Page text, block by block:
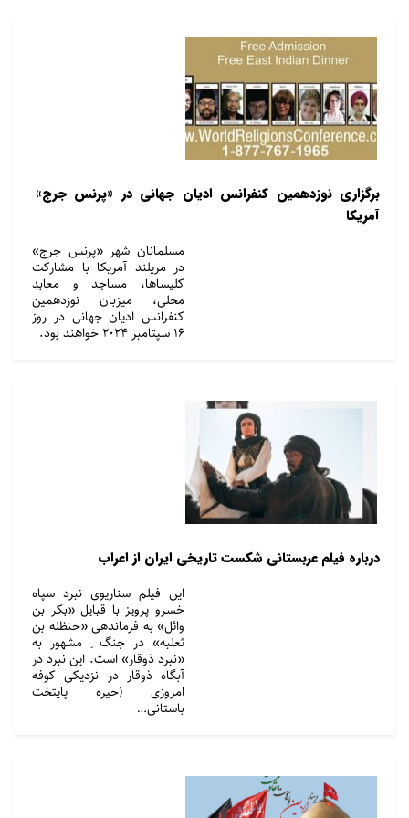
برگزاری نوزدهمین کنفرانس ادیان جهانی در «پرنس جرج»
آمریکا
مسلمانان شهر «پرنس جرج»
در مریلند آمریکا با مشارکت
کلیساها، مساجد و معابد
محلی، میزبان نوزدهمین
کنفرانس ادیان جهانی در روز
۱۶ سپتامبر ۲۰۲۴ خواهند بود.
درباره فیلم عربستانی شکست تاریخی ایران از اعراب
این فیلم سناریوی نبرد سپاه
خسرو پرویز با قبایل «بکر بن
وائل» به فرماندهی «حنظله بن
ثعلبه» در جنگ ِ مشهور به
«نبرد ذوقار» است. این نبرد در
آبگاه ذوقار در نزدیکی کوفه
امروزی (حیره پایتخت
باستانی…